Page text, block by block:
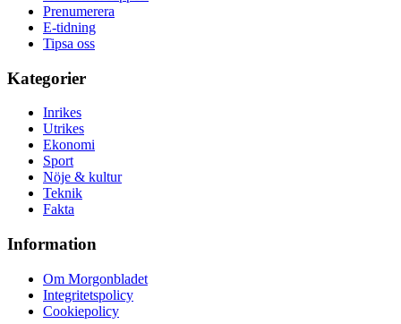
Prenumerera
E-tidning
Tipsa oss
Kategorier
Inrikes
Utrikes
Ekonomi
Sport
Nöje & kultur
Teknik
Fakta
Information
Om Morgonbladet
Integritetspolicy
Cookiepolicy